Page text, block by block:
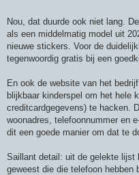
Nou, dat duurde ook niet lang.
als een middelmatig model uit
nieuwe stickers. Voor de
tegenwoordig gratis bij een
En ook de website van het
blijkbaar kinderspel om het hele
creditcardgegevens) te hacken.
woonadres, telefoonnummer en
dit een goede manier om dat te
Saillant detail: uit de gelekte lijst
geweest die die telefoon hebben